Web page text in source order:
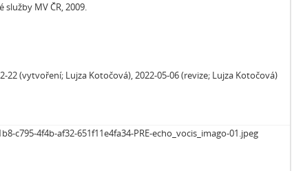
na pohřeb
služby MV ČR, 2009.
22 (vytvoření; Lujza Kotočová), 2022-05-06 (revize; Lujza Kotočová)
c795-4f4b-af32-651f11e4fa34-PRE-echo_vocis_imago-01.jpeg